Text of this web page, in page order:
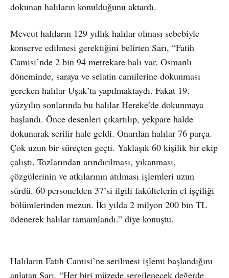
dokunan halıların konulduğunu aktardı.
Mevcut halıların 129 yıllık halılar olması sebebiyle
konserve edilmesi gerektiğini belirten Sarı, “Fatih
Camisi’nde 2 bin 94 metrekare halı var. Osmanlı
döneminde, saraya ve selatin camilerine dokunması
gereken halılar Uşak’ta yapılmaktaydı. Fakat 19.
yüzyılın sonlarında bu halılar Hereke’de dokunmaya
başlandı. Önce desenleri çıkartılıp, yekpare halde
dokunarak serilir hale geldi. Onarılan halılar 76 parça.
Çok uzun bir süreçten geçti. Yaklaşık 60 kişilik bir ekip
çalıştı. Tozlarından arındırılması, yıkanması,
çözgülerinin ve atkılarının atılması işlemleri uzun
sürdü. 60 personelden 37’si ilgili fakültelerin el işçiliği
bölümlerinden mezun. İki yılda 2 milyon 200 bin TL
ödenerek halılar tamamlandı.” diye konuştu.
Halıların Fatih Camisi’ne serilmesi işlemi başlandığını
anlatan Sarı, “Her biri müzede sergilenecek değerde